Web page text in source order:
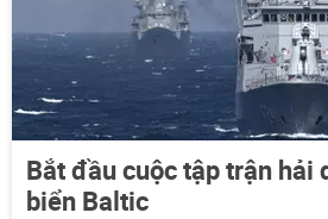
Bắt đầu cuộc tập trận hải
biển Baltic